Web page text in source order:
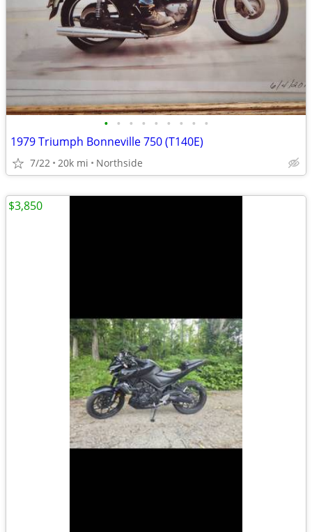
• • • • • • • • •
1979 Triumph Bonneville 750 (T140E)
7/22 20k mi Northside
$3,850